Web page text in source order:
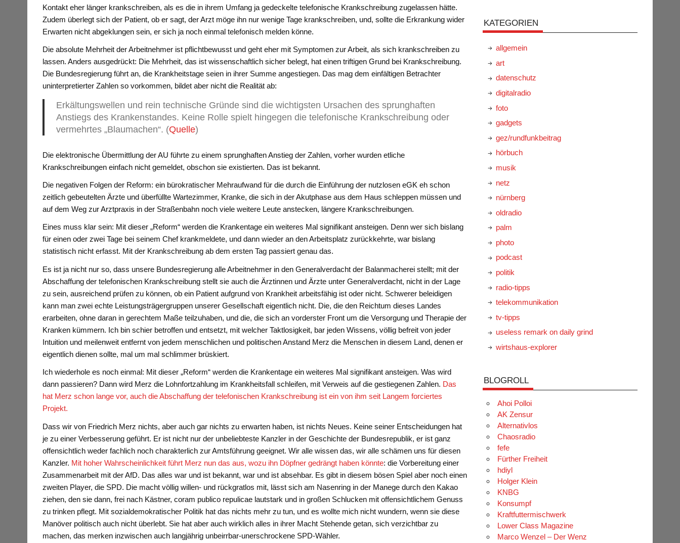
Kontakt eher länger krankschreiben, als es die in ihrem Umfang ja gedeckelte telefonische Krankschreibung zugelassen hätte.
Zudem überlegt sich der Patient, ob er sagt, der Arzt möge ihn nur wenige Tage krankschreiben, und, sollte die Erkrankung wider
Erwarten nicht abgeklungen sein, er sich ja noch einmal telefonisch melden könne.
Die absolute Mehrheit der Arbeitnehmer ist pflichtbewusst und geht eher mit Symptomen zur Arbeit, als sich krankschreiben zu
lassen. Anders ausgedrückt: Die Mehrheit, das ist wissenschaftlich sicher belegt, hat einen triftigen Grund bei Krankschreibung.
Die Bundesregierung führt an, die Krankheitstage seien in ihrer Summe angestiegen. Das mag dem einfältigen Betrachter
uninterpretierter Zahlen so vorkommen, bildet aber nicht die Realität ab:
Erkältungswellen und rein technische Gründe sind die wichtigsten Ursachen des sprunghaften
Anstiegs des Krankenstandes. Keine Rolle spielt hingegen die telefonische Krankschreibung oder
vermehrtes „Blaumachen“. (Quelle)
Die elektronische Übermittlung der AU führte zu einem sprunghaften Anstieg der Zahlen, vorher wurden etliche
Krankschreibungen einfach nicht gemeldet, obschon sie existierten. Das ist bekannt.
Die negativen Folgen der Reform: ein bürokratischer Mehraufwand für die durch die Einführung der nutzlosen eGK eh schon
zeitlich gebeutelten Ärzte und überfüllte Wartezimmer, Kranke, die sich in der Akutphase aus dem Haus schleppen müssen und
auf dem Weg zur Arztpraxis in der Straßenbahn noch viele weitere Leute anstecken, längere Krankschreibungen.
Eines muss klar sein: Mit dieser „Reform“ werden die Krankentage ein weiteres Mal signifikant ansteigen. Denn wer sich bislang
für einen oder zwei Tage bei seinem Chef krankmeldete, und dann wieder an den Arbeitsplatz zurückkehrte, war bislang
statistisch nicht erfasst. Mit der Krankschreibung ab dem ersten Tag passiert genau das.
Es ist ja nicht nur so, dass unsere Bundesregierung alle Arbeitnehmer in den Generalverdacht der Balanmacherei stellt; mit der
Abschaffung der telefonischen Krankschreibung stellt sie auch die Ärztinnen und Ärzte unter Generalverdacht, nicht in der Lage
zu sein, ausreichend prüfen zu können, ob ein Patient aufgrund von Krankheit arbeitsfähig ist oder nicht. Schwerer beleidigen
kann man zwei echte Leistungsträgergruppen unserer Gesellschaft eigentlich nicht. Die, die den Reichtum dieses Landes
erarbeiten, ohne daran in gerechtem Maße teilzuhaben, und die, die sich an vorderster Front um die Versorgung und Therapie der
Kranken kümmern. Ich bin schier betroffen und entsetzt, mit welcher Taktlosigkeit, bar jeden Wissens, völlig befreit von jeder
Intuition und meilenweit entfernt von jedem menschlichen und politischen Anstand Merz die Menschen in diesem Land, denen er
eigentlich dienen sollte, mal um mal schlimmer brüskiert.
Ich wiederhole es noch einmal: Mit dieser „Reform“ werden die Krankentage ein weiteres Mal signifikant ansteigen. Was wird
dann passieren? Dann wird Merz die Lohnfortzahlung im Krankheitsfall schleifen, mit Verweis auf die gestiegenen Zahlen. Das
hat Merz schon lange vor, auch die Abschaffung der telefonischen Krankschreibung ist ein von ihm seit Langem forciertes
Projekt.
Dass wir von Friedrich Merz nichts, aber auch gar nichts zu erwarten haben, ist nichts Neues. Keine seiner Entscheidungen hat
je zu einer Verbesserung geführt. Er ist nicht nur der unbeliebteste Kanzler in der Geschichte der Bundesrepublik, er ist ganz
offensichtlich weder fachlich noch charakterlich zur Amtsführung geeignet. Wir alle wissen das, wir alle schämen uns für diesen
Kanzler. Mit hoher Wahrscheinlichkeit führt Merz nun das aus, wozu ihn Döpfner gedrängt haben könnte: die Vorbereitung einer
Zusammenarbeit mit der AfD. Das alles war und ist bekannt, war und ist absehbar. Es gibt in diesem bösen Spiel aber noch einen
zweiten Player, die SPD. Die macht völlig willen- und rückgratlos mit, lässt sich am Nasenring in der Manege durch den Kakao
ziehen, den sie dann, frei nach Kästner, coram publico repulicae lautstark und in großen Schlucken mit offensichtlichem Genuss
zu trinken pflegt. Mit sozialdemokratischer Politik hat das nichts mehr zu tun, und es wollte mich nicht wundern, wenn sie diese
Manöver politisch auch nicht überlebt. Sie hat aber auch wirklich alles in ihrer Macht Stehende getan, sich verzichtbar zu
machen, das merken inzwischen auch langjährig unbeirrbar-unerschrockene SPD-Wähler.
KATEGORIEN
allgemein
art
datenschutz
digitalradio
foto
gadgets
gez/rundfunkbeitrag
hörbuch
musik
netz
nürnberg
oldradio
palm
photo
podcast
politik
radio-tipps
telekommunikation
tv-tipps
useless remark on daily grind
wirtshaus-explorer
BLOGROLL
Ahoi Polloi
AK Zensur
Alternativlos
Chaosradio
fefe
Fürther Freiheit
hdiyl
Holger Klein
KNBG
Konsumpf
Kraftfuttermischwerk
Lower Class Magazine
Marco Wenzel – Der Wenz